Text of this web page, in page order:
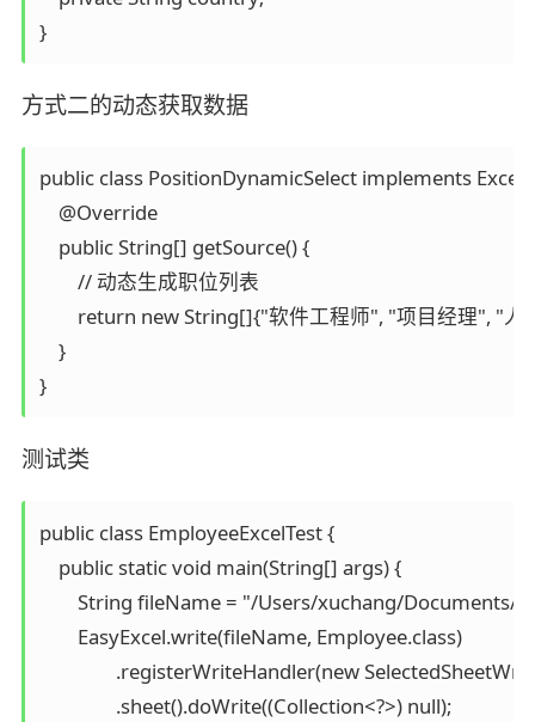
}
方式二的动态获取数据
public class PositionDynamicSelect implements
    @Override
    public String[] getSource() {
        // 动态生成职位列表
return new String[]{"软件工程师", "项目经理", "
    }
}
测试类
public class EmployeeExcelTest {
    public static void main(String[] args) {
String fileName = "/Users/xuchang/Documents/
        EasyExcel.write(fileName, Employee.class)
.registerWriteHandler(new
                .sheet().doWrite((Collection<?>) null);